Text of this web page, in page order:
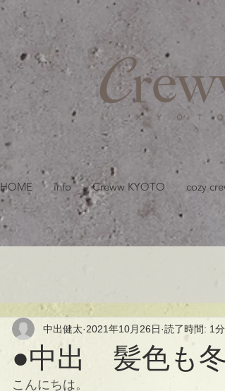
HOME info Creww KYOTO cozy
●中出 髪色も冬
中出健太 2021年10月26日 読了時間: 1分
こんにちは。